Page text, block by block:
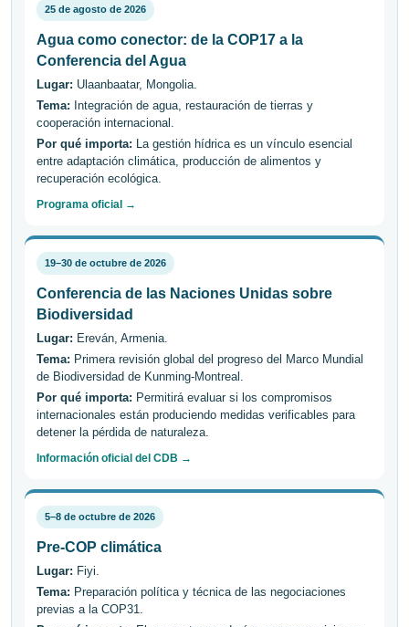
25 de agosto de 2026
Agua como conector: de la COP17 a la
Conferencia del Agua
Lugar: Ulaanbaatar, Mongolia.
Tema: Integración de agua, restauración de tierras y
cooperación internacional.
Por qué importa: La gestión hídrica es un vínculo esencial
entre adaptación climática, producción de alimentos y
recuperación ecológica.
Programa oficial →
19–30 de octubre de 2026
Conferencia de las Naciones Unidas sobre
Biodiversidad
Lugar: Ereván, Armenia.
Tema: Primera revisión global del progreso del Marco Mundial
de Biodiversidad de Kunming-Montreal.
Por qué importa: Permitirá evaluar si los compromisos
internacionales están produciendo medidas verificables para
detener la pérdida de naturaleza.
Información oficial del CDB →
5–8 de octubre de 2026
Pre-COP climática
Lugar: Fiyi.
Tema: Preparación política y técnica de las negociaciones
previas a la COP31.